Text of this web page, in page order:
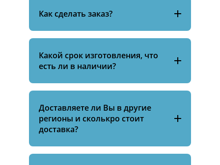
Как сделать заказ?
Какой срок изготовления, что
есть ли в наличии?
Доставляете ли Вы в другие
регионы и сколькро стоит
доставка?